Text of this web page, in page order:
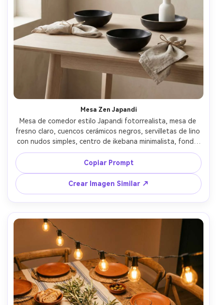
Mesa Zen Japandi
Mesa de comedor estilo Japandi fotorrealista, mesa de
fresno claro, cuencos cerámicos negros, servilletas de lino
con nudos simples, centro de ikebana minimalista, fondo
despejado con pared de yeso texturizada, luz suave de la
mañana, Fujifilm GFX100 45mm, composición equilibrada,
ambiente sereno, materiales y sombras ultra realistas --ar
4:5
Copiar Prompt
Crear Imagen Similar ↗